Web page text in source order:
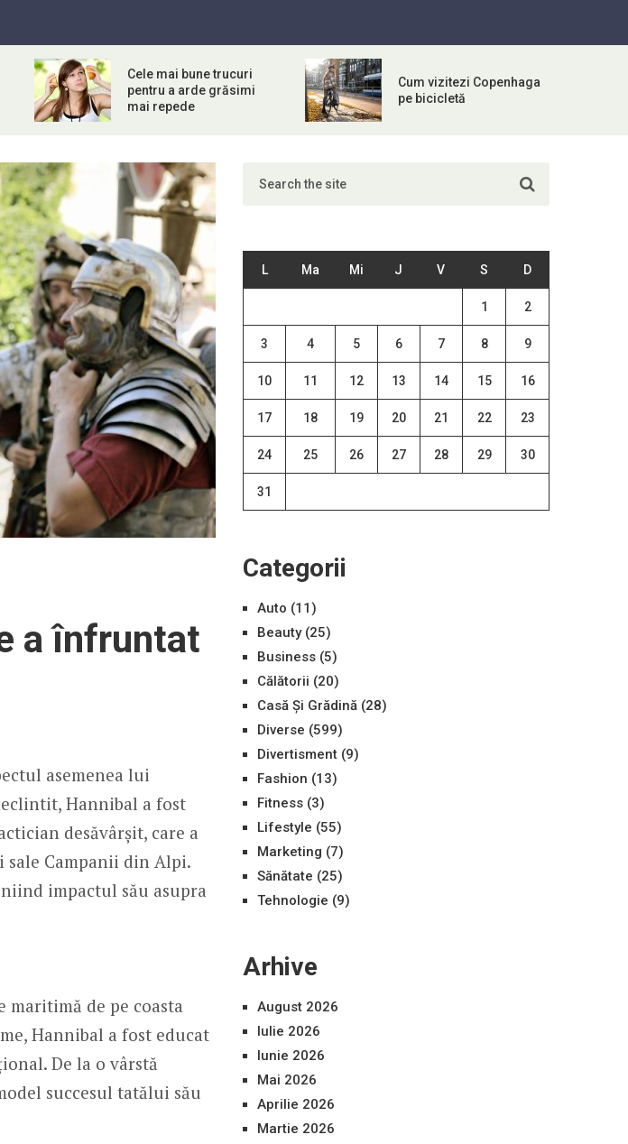
Cele mai bune trucuri
pentru a arde grăsimi
mai repede
Cum vizitezi Copenhaga
pe bicicletă
a înfruntat
asemenea lui
Hannibal a fost
desăvârșit, care a
Campanii din Alpi.
impactul său asupra
maritimă de pe coasta
Hannibal a fost educat
De la o vârstă
succesul tatălui său
L Ma Mi J V S D
1 2
3 4 5 6 7 8 9
10 11 12 13 14 15 16
17 18 19 20 21 22 23
24 25 26 27 28 29 30
31
Categorii
Auto (11)
Beauty(25)
Business (5)
Călătorii (20)
Casă Și Grădină (28)
Diverse (599)
Divertisment (9)
Fashion (13)
Fitness (3)
Lifestyle (55)
Marketing (7)
Sănătate (25)
Tehnologie (9)
Arhive
August 2026
Iulie 2026
Iunie 2026
Mai 2026
Aprilie 2026
Martie 2026